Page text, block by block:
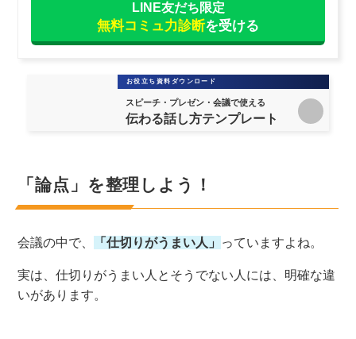
LINE友だち限定
無料コミュ力診断を受ける
お役立ち資料ダウンロード
スピーチ・プレゼン・会議で使える
伝わる話し方テンプレート
「論点」を整理しよう！
会議の中で、 「仕切りがうまい人」 っていますよね。
実は、仕切りがうまい人とそうでない人には、明確な違
いがあります。